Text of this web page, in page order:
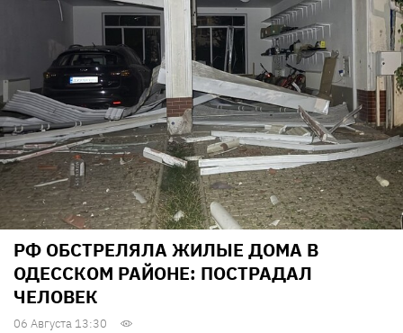
РФ ОБСТРЕЛЯЛА ЖИЛЫЕ ДОМА В
ОДЕССКОМ РАЙОНЕ: ПОСТРАДАЛ
ЧЕЛОВЕК
06 Августа 13:30